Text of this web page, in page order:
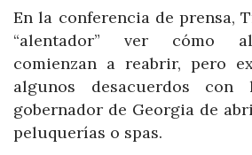
En la conferencia de prensa,
“alentador” ver cómo
comienzan a reabrir, pero
algunos desacuerdos
gobernador de Georgia de
peluquerías o spas.